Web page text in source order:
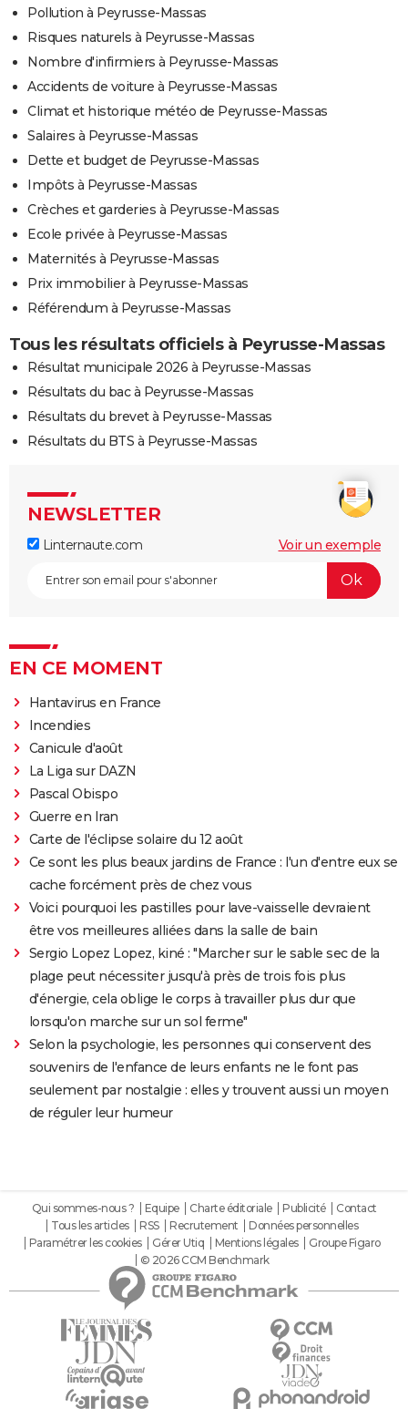
Pollution à Peyrusse-Massas
Risques naturels à Peyrusse-Massas
Nombre d'infirmiers à Peyrusse-Massas
Accidents de voiture à Peyrusse-Massas
Climat et historique météo de Peyrusse-Massas
Salaires à Peyrusse-Massas
Dette et budget de Peyrusse-Massas
Impôts à Peyrusse-Massas
Crèches et garderies à Peyrusse-Massas
Ecole privée à Peyrusse-Massas
Maternités à Peyrusse-Massas
Prix immobilier à Peyrusse-Massas
Référendum à Peyrusse-Massas
Tous les résultats officiels à Peyrusse-Massas
Résultat municipale 2026 à Peyrusse-Massas
Résultats du bac à Peyrusse-Massas
Résultats du brevet à Peyrusse-Massas
Résultats du BTS à Peyrusse-Massas
NEWSLETTER
Linternaute.com Voir un exemple
EN CE MOMENT
Hantavirus en France
Incendies
Canicule d'août
La Liga sur DAZN
Pascal Obispo
Guerre en Iran
Carte de l'éclipse solaire du 12 août
Ce sont les plus beaux jardins de France : l'un d'entre eux se
cache forcément près de chez vous
Voici pourquoi les pastilles pour lave-vaisselle devraient
être vos meilleures alliées dans la salle de bain
Sergio Lopez Lopez, kiné : "Marcher sur le sable sec de la
plage peut nécessiter jusqu'à près de trois fois plus
d'énergie, cela oblige le corps à travailler plus dur que
lorsqu'on marche sur un sol ferme"
Selon la psychologie, les personnes qui conservent des
souvenirs de l'enfance de leurs enfants ne le font pas
seulement par nostalgie : elles y trouvent aussi un moyen
de réguler leur humeur
Qui sommes-nous ? Equipe Charte éditoriale Publicité
Contact
Tous les articles
RSS Recrutement
Données personnelles
Paramétrer les cookies
Gérer Utiq Mentions légales
Groupe Figaro
© 2026 CCM Benchmark